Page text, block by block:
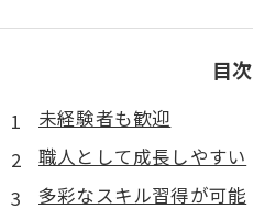
目次
未経験者も歓迎
職人として成長しやすい
多彩なスキル習得が可能